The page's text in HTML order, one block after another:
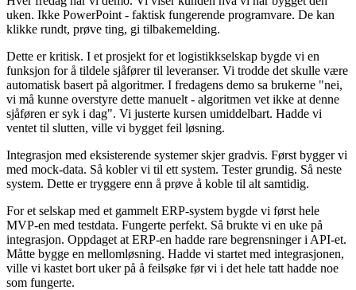
uken. Ikke PowerPoint - faktisk fungerende programvare. De kan
klikke rundt, prøve ting, gi tilbakemelding.
Dette er kritisk. I et prosjekt for et logistikkselskap bygde vi en
funksjon for å tildele sjåfører til leveranser. Vi trodde det skulle være
automatisk basert på algoritmer. I fredagens demo sa brukerne "nei,
vi må kunne overstyre dette manuelt - algoritmen vet ikke at denne
sjåføren er syk i dag". Vi justerte kursen umiddelbart. Hadde vi
ventet til slutten, ville vi bygget feil løsning.
Integrasjon med eksisterende systemer skjer gradvis. Først bygger vi
med mock-data. Så kobler vi til ett system. Tester grundig. Så neste
system. Dette er tryggere enn å prøve å koble til alt samtidig.
For et selskap med et gammelt ERP-system bygde vi først hele
MVP-en med testdata. Fungerte perfekt. Så brukte vi en uke på
integrasjon. Oppdaget at ERP-en hadde rare begrensninger i API-et.
Måtte bygge en mellomløsning. Hadde vi startet med integrasjonen,
ville vi kastet bort uker på å feilsøke før vi i det hele tatt hadde noe
som fungerte.